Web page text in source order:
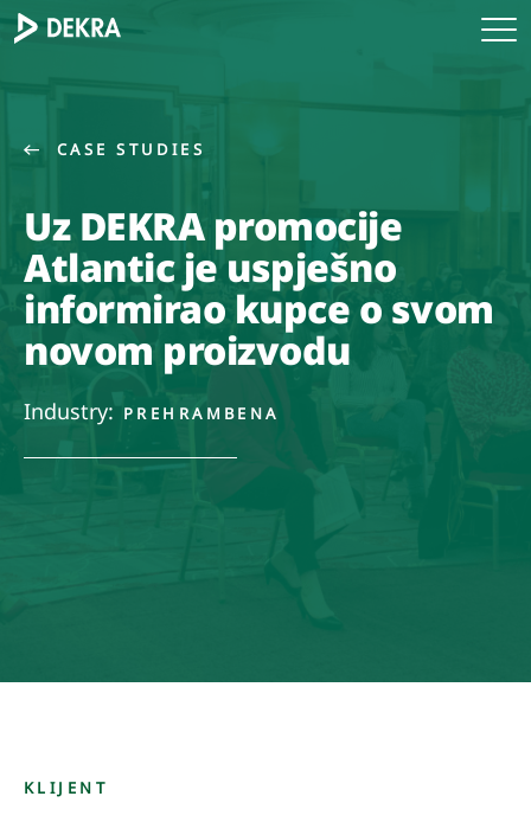
CASE STUDIES
Uz DEKRA promocije
Atlantic je uspješno
informirao kupce o svom
novom proizvodu
Industry: PREHRAMBENA
KLIJENT